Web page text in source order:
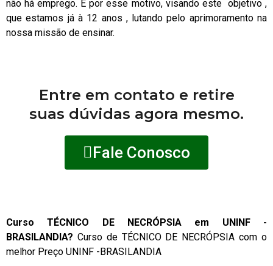
não há emprego. É por esse motivo, visando este objetivo ,
que estamos já à 12 anos , lutando pelo aprimoramento na
nossa missão de ensinar.
Entre em contato e retire
suas dúvidas agora mesmo.
Fale Conosco
Curso TÉCNICO DE NECRÓPSIA em UNINF -
BRASILANDIA? Curso de TÉCNICO DE NECRÓPSIA com o
melhor Preço UNINF -BRASILANDIA